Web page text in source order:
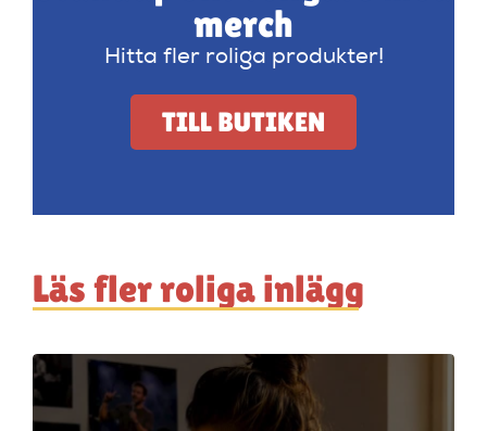
merch
Hitta fler roliga produkter!
TILL BUTIKEN
Läs fler roliga inlägg